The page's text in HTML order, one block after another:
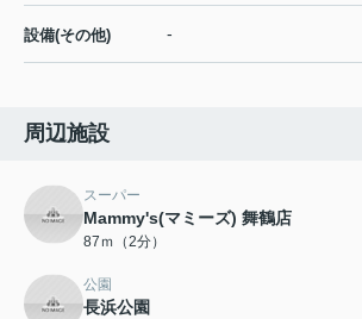
設備(その他) -
周辺施設
スーパー
Mammy's(マミーズ) 舞鶴店
87ｍ（2分）
公園
長浜公園